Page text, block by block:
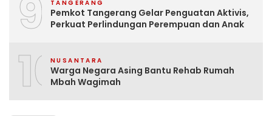
9 TANGERANG
Pemkot Tangerang Gelar Penguatan Aktivis,
Perkuat Perlindungan Perempuan dan Anak
10NUSANTARA
Warga Negara Asing Bantu Rehab Rumah
Mbah Wagimah